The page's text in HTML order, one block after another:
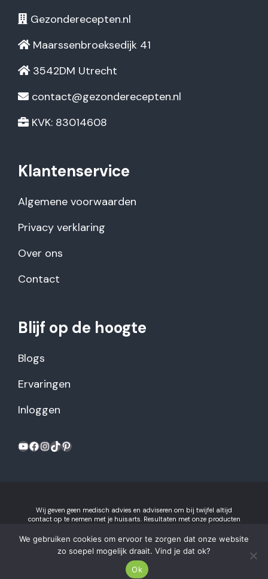
Gezonderecepten.nl
Maarssenbroeksedijk 41
3542DM Utrecht
contact@gezonderecepten.nl
KVK: 83014608
Klantenservice
Algemene voorwaarden
Privacy verklaring
Over ons
Contact
Blijf op de hoogte
Blogs
Ervaringen
Inloggen
Wij geven geen medisch advies en adviseren om bij twijfel altijd
contact op te nemen met je huisarts. Resultaten met onze producten
privacyverklaring
Gezonderecepten.nl is onderdeel van Recept voor Succes B.V.
2026 © Gezonderecepten.nl.
We gebruiken cookies om ervoor te zorgen dat onze website
zo soepel mogelijk draait. Vind je dat ok?
Ok